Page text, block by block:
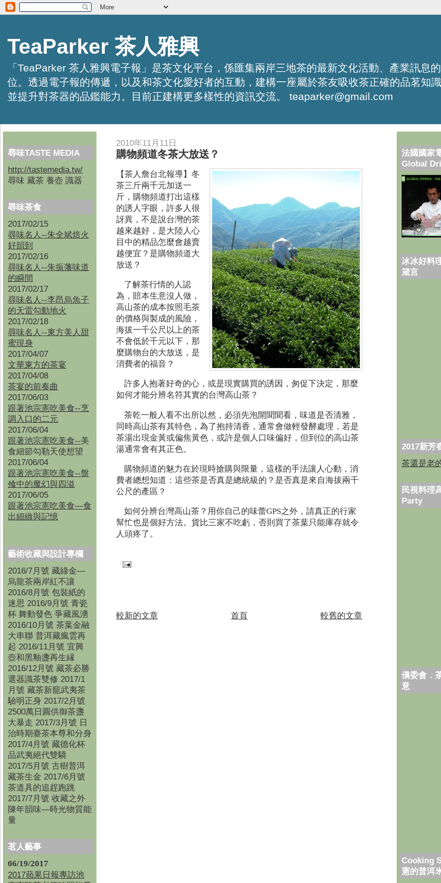
TeaParker 茶人雅興
「TeaParker 茶人雅興電子報」是茶文化平台，係匯集兩岸三地茶的最新文化活動、產業訊息
位。透過電子報的傳遞，以及和茶文化愛好者的互動，建構一座屬於茶友吸收茶正確的品茗知
並提升對茶器的品鑑能力。目前正建構更多樣性的資訊交流。 teaparker@gmail.com
尋味TASTE MEDIA
http://tastemedia.tw/
尋味 藏茶 養壺 識器
尋味茶食
2017/02/15
尋味名人--朱全斌焙火
好韻到
2017/02/16
尋味名人--朱振藩味道
的瞬間
2017/02/17
尋味名人--李昂烏魚子
的天雷勾動地火
2017/02/18
尋味名人--東方美人甜
蜜現身
2017/04/07
文華東方的茶宴
2017/04/08
茶宴的前奏曲
2017/06/03
跟著池宗憲吃美食--烹
調入口的二元
2017/06/04
跟著池宗憲吃美食--美
食細節勾勒天使想望
2017/06/04
跟著池宗憲吃美食--盤
飧中的魔幻與四溢
2017/06/05
跟著池宗憲吃美食—食
出細緻與記憶
藝術收藏與設計專欄
2016/7月號 藏綠金—
烏龍茶兩岸紅不讓
2016/8月號 包裝紙的
迷思 2016/9月號 青瓷
杯 舞動發色 爭藏風湧
2016/10月號 茶葉金融
大串聯 普洱藏瘋雲再
起 2016/11月號 宜興
壺和黑釉盞再生縁
2016/12月號 藏茶必勝
選器識茶雙修 2017/1
月號 藏茶新竉武夷茶
驗明正身 2017/2月號
2500萬日圓供御茶盞
大暴走 2017/3月號 日
治時期臺茶本尊和分身
2017/4月號 藏德化杯
品武夷絕代雙驕
2017/5月號 古樹普洱
藏茶生金 2017/6月號
茶道具的追趕跑跳
2017/7月號 收藏之外
陳年韻味—時光物質能
量
茗人藝事
06/19/2017
2017蘋果日報專訪池
2010年11月11日
購物頻道冬茶大放送？
【茶人詹台北報導】 冬
茶三斤兩千元加送一
斤，購物頻道打出這樣
的誘人字眼，許多人很
訝異，不是說台灣的茶
越來越好，是大陸人心
目中的精品怎麼會越賣
越便宜？是購物頻道大
放送？
了解茶行情的人認
為，賠本生意沒人做，
高山茶的成本按照毛茶
的價格與製成的風險，
海拔一千公尺以上的茶
不會低於千元以下，那
麼購物台的大放送，是
消費者的福音？
許多人抱著好奇的心，或是現實購買的誘因，匆促下決定，那麼
如何才能分辨名符其實的台灣高山茶？
茶乾一般人看不出所以然，必須先泡開聞聞看，味道是否清雅，
同時高山茶有其特色，為了抱持清香，通常會做輕發酵處理，若是
茶湯出現金黃或偏焦黃色，或許是個人口味偏好，但到位的高山茶
湯通常會有其正色。
購物頻道的魅力在於現時搶購與限量，這樣的手法讓人心動，消
費者總想知道：這些茶是否真是總統級的？是否真是來自海拔兩千
公尺的產區？
如何分辨台灣高山茶？用你自己的味蕾GPS之外，請真正的行家
幫忙也是個好方法。貨比三家不吃虧，否則買了茶葉只能庫存就令
人頭疼了。
較新的文章 較舊的文章
首頁
法國國家
Global
冰冰好料
箴言
2017新芳
茶還是老
民視料理
Party
僑委會．
意
Cooking
憲的普洱